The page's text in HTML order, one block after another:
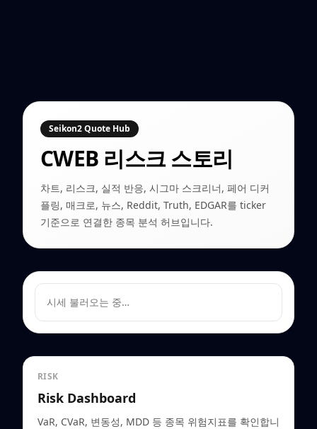
Seikon2 Quote Hub
CWEB 리스크 스토리
차트, 리스크, 실적 반응, 시그마 스크리너, 페어 디커
플링, 매크로, 뉴스, Reddit, Truth, EDGAR를 ticker
기준으로 연결한 종목 분석 허브입니다.
시세 불러오는 중…
RISK
Risk Dashboard
VaR, CVaR, 변동성, MDD 등 종목 위험지표를 확인합니